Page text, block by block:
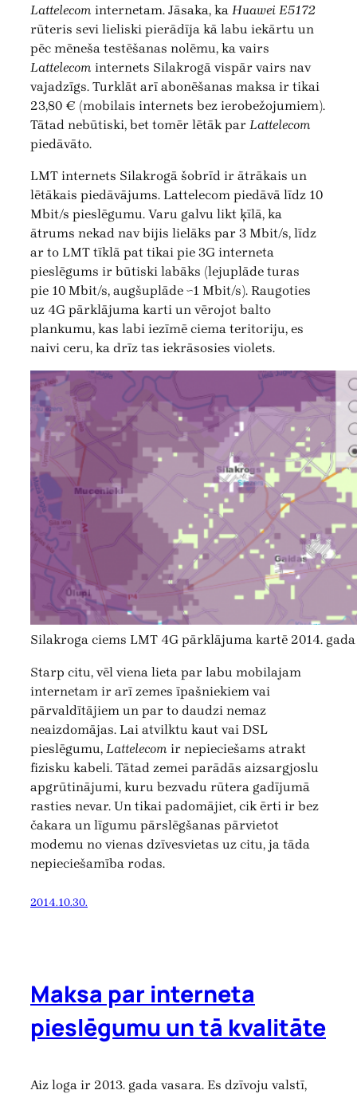
Lattelecom internetam. Jāsaka, ka Huawei E5172
rūteris sevi lieliski pierādīja kā labu iekārtu un
pēc mēneša testēšanas nolēmu, ka vairs
Lattelecom internets Silakrogā vispār vairs nav
vajadzīgs. Turklāt arī abonēšanas maksa ir tikai
23,80 € (mobilais internets bez ierobežojumiem).
Tātad nebūtiski, bet tomēr lētāk par Lattelecom
piedāvāto.
LMT internets Silakrogā šobrīd ir ātrākais un
lētākais piedāvājums. Lattelecom piedāvā līdz 10
Mbit/s pieslēgumu. Varu galvu likt ķīlā, ka
ātrums nekad nav bijis lielāks par 3 Mbit/s, līdz
ar to LMT tīklā pat tikai pie 3G interneta
pieslēgums ir būtiski labāks (lejuplāde turas
pie 10 Mbit/s, augšuplāde ~1 Mbit/s). Raugoties
uz 4G pārklājuma karti un vērojot balto
plankumu, kas labi iezīmē ciema teritoriju, es
naivi ceru, ka drīz tas iekrāsosies violets.
Silakroga ciems LMT 4G pārklājuma kartē 2014.
Starp citu, vēl viena lieta par labu mobilajam
internetam ir arī zemes īpašniekiem vai
pārvaldītājiem un par to daudzi nemaz
neaizdomājas. Lai atvilktu kaut vai DSL
pieslēgumu, Lattelecom ir nepieciešams atrakt
fizisku kabeli. Tātad zemei parādās aizsargjoslu
apgrūtinājumi, kuru bezvadu rūtera gadījumā
rasties nevar. Un tikai padomājiet, cik ērti ir bez
čakara un līgumu pārslēgšanas pārvietot
modemu no vienas dzīvesvietas uz citu, ja tāda
nepieciešamība rodas.
2014.10.30.
Maksa par interneta
pieslēgumu un tā kvalitāte
Aiz loga ir 2013. gada vasara. Es dzīvoju valstī,